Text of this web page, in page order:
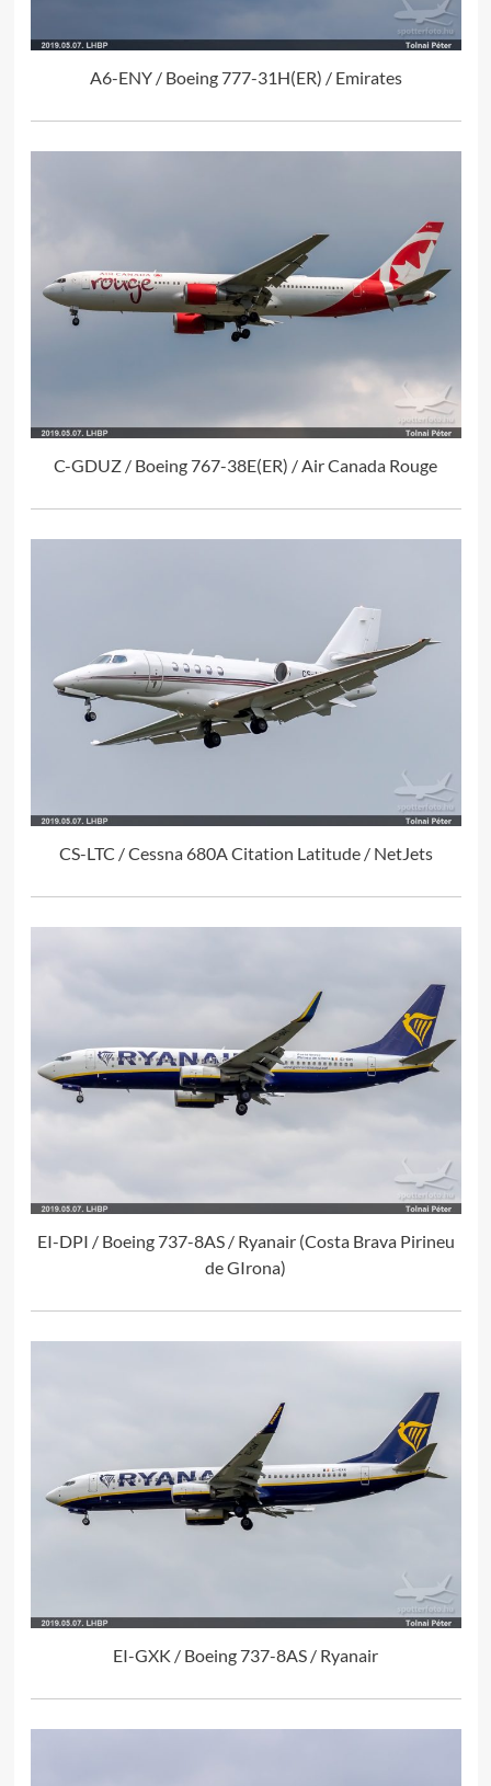
A6-ENY / Boeing 777-31H(ER) / Emirates
C-GDUZ / Boeing 767-38E(ER) / Air Canada Rouge
CS-LTC / Cessna 680A Citation Latitude / NetJets
EI-DPI / Boeing 737-8AS / Ryanair (Costa Brava Pirineu
de GIrona)
EI-GXK / Boeing 737-8AS / Ryanair